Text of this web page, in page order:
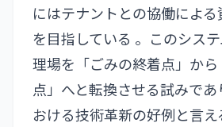
にはテナントとの協働によ
を目指している 。このシス
理場を「ごみの終着点」か
点」へと転換させる試みで
おける技術革新の好例と言